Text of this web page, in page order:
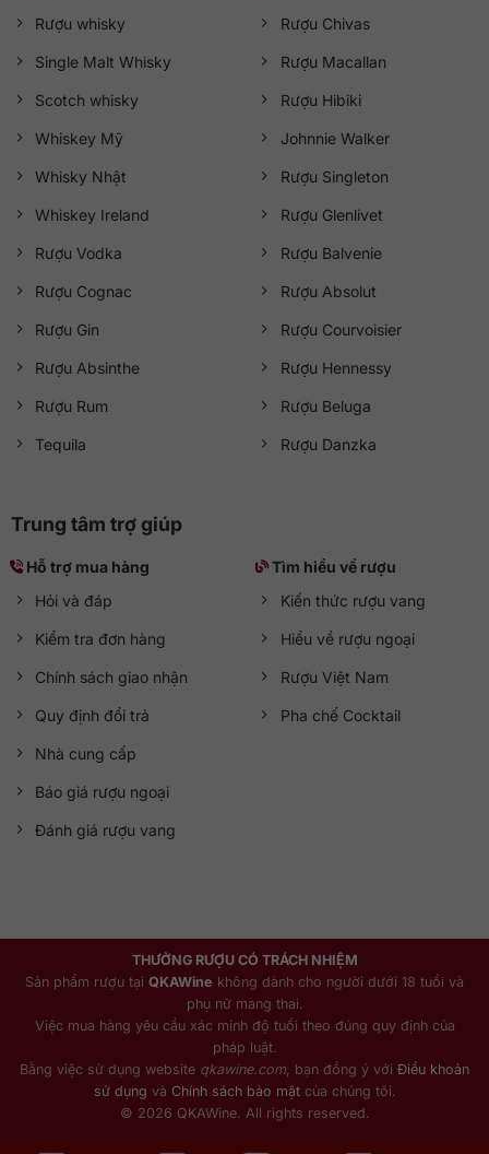
Rượu whisky
Single Malt Whisky
Scotch whisky
Whiskey Mỹ
Whisky Nhật
Whiskey Ireland
Rượu Vodka
Rượu Cognac
Rượu Gin
Rượu Absinthe
Rượu Rum
Tequila
Rượu Chivas
Rượu Macallan
Rượu Hibiki
Johnnie Walker
Rượu Singleton
Rượu Glenlivet
Rượu Balvenie
Rượu Absolut
Rượu Courvoisier
Rượu Hennessy
Rượu Beluga
Rượu Danzka
Trung tâm trợ giúp
Hỗ trợ mua hàng
Hỏi và đáp
Kiểm tra đơn hàng
Chính sách giao nhận
Quy định đổi trả
Nhà cung cấp
Báo giá rượu ngoại
Đánh giá rượu vang
Tìm hiểu về rượu
Kiến thức rượu vang
Hiểu về rượu ngoại
Rượu Việt Nam
Pha chế Cocktail
THƯỞNG RƯỢU CÓ TRÁCH NHIỆM
Sản phẩm rượu tại QKAWine không dành cho người dưới 18 tuổi và
phụ nữ mang thai.
Việc mua hàng yêu cầu xác minh độ tuổi theo đúng quy định của
pháp luật.
Bằng việc sử dụng website qkawine.com , bạn đồng ý với Điều khoản
sử dụng và Chính sách bảo mậtcủa chúng tôi.
© 2026 QKAWine. All rights reserved.